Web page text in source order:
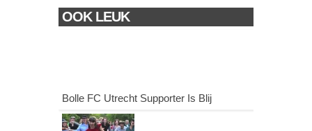
OOK LEUK
Bolle FC Utrecht Supporter Is Blij